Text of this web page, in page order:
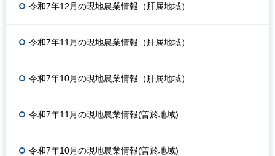
令和7年12月の現地農業情報（肝属地域）
令和7年11月の現地農業情報（肝属地域）
令和7年10月の現地農業情報（肝属地域）
令和7年11月の現地農業情報(曽於地域)
令和7年10月の現地農業情報(曽於地域)